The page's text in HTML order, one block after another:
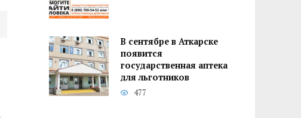
В сентябре в Аткарске
появится
государственная аптека
для льготников
477